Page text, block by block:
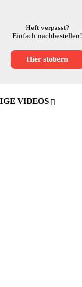
Heft verpasst?
Einfach nachbestellen!
Hier stöbern
VIDEOS